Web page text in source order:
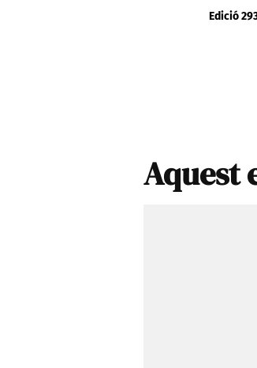
Edició
Aquest